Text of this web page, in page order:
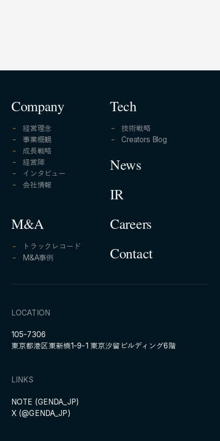
X (@GENDA_JP)
人材に対する考え方
プライバシーポリシー
反社会勢力に対する基本方針
Copyright © GENDA Inc. All Rights Reserved.
Company
経営理念
事業概観
成長戦略
経営陣
インタビュー
会社情報
M&A
トラックレコード
M&A事例
Tech
技術戦略
Creators Blog
News
IR
Careers
Contact
LOCATION
105-7306
東京都港区東新橋1-9-1 東京汐留ビルディング6階
LINKS
NOTE (GENDA_JP)
X (@GENDA_JP)